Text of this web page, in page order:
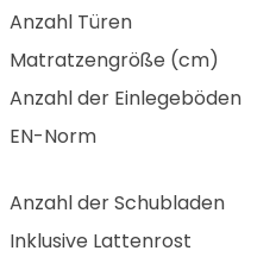
Anzahl Türen
Matratzengröße (cm)
Anzahl der Einlegeböden
EN-Norm
Anzahl der Schubladen
Inklusive Lattenrost